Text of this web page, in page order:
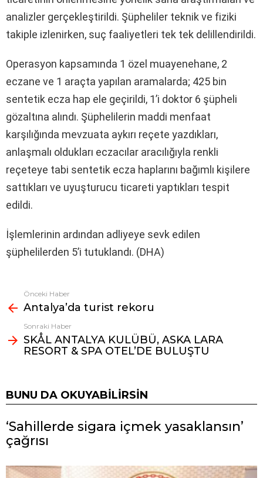
analizler gerçekleştirildi. Şüpheliler teknik ve fiziki
takiple izlenirken, suç faaliyetleri tek tek delillendirildi.
Operasyon kapsamında 1 özel muayenehane, 2
eczane ve 1 araçta yapılan aramalarda; 425 bin
sentetik ecza hap ele geçirildi, 1’i doktor 6 şüpheli
gözaltına alındı. Şüphelilerin maddi menfaat
karşılığında mevzuata aykırı reçete yazdıkları,
anlaşmalı oldukları eczacılar aracılığıyla renkli
reçeteye tabi sentetik ecza haplarını bağımlı kişilere
sattıkları ve uyuşturucu ticareti yaptıkları tespit
edildi.
İşlemlerinin ardından adliyeye sevk edilen
şüphelilerden 5’i tutuklandı. (DHA)
Fazlasına
bak
Önceki Haber
Antalya’da turist rekoru
Sonraki Haber
SKÅL ANTALYA KULÜBÜ, ASKA LARA
RESORT & SPA OTEL’DE BULUŞTU
BUNU DA OKUYABILIRSIN
‘Sahillerde sigara içmek yasaklansın’
çağrısı